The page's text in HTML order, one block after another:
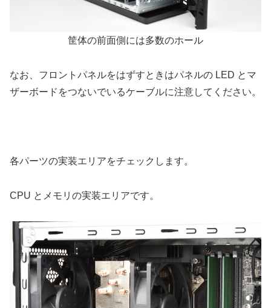
筐体の前面側には多数のホール
なお、フロントパネルをはずすときはパネルの LED とマ
ザーボードをつないでいるケーブルに注意してください。
各パーツの実装エリアをチェックします。
CPU とメモリの実装エリアです。